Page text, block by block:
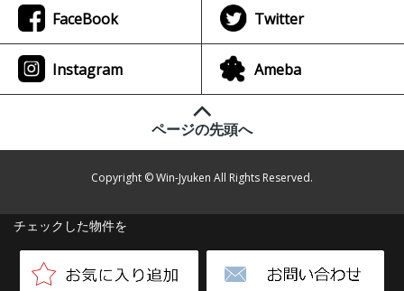
チェックした物件を
FaceBook Twitter
Instagram Ameba
ページの先頭へ
Copyright © Win-Jyuken All Rights Reserved.